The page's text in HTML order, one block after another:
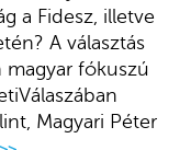
a Fidesz, illetve
A választás
fókuszú
Magyari Péter